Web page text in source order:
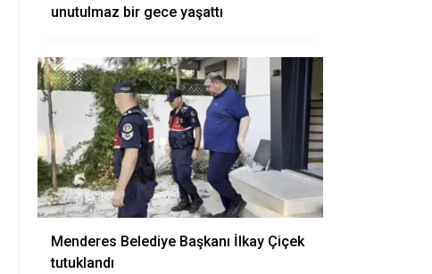
unutulmaz bir gece yaşattı
Menderes Belediye Başkanı İlkay Çiçek
tutuklandı